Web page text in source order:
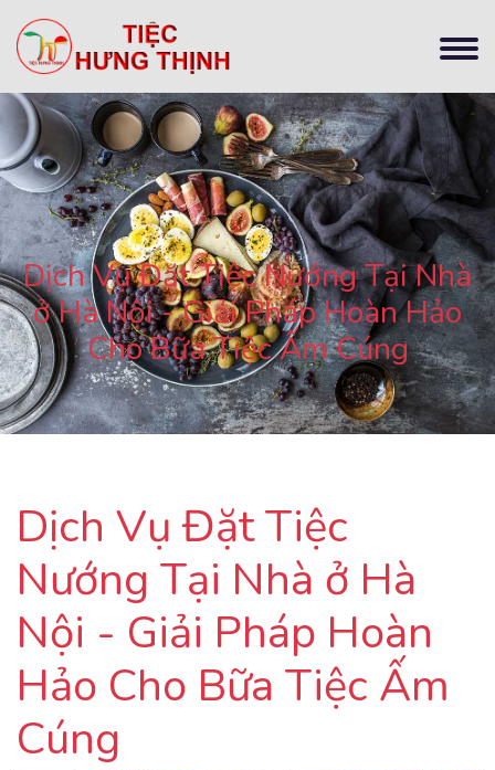
Dịch Vụ Đặt Tiệc Nướng Tại Nhà
ở Hà Nội - Giải Pháp Hoàn Hảo
Cho Bữa Tiệc Ấm Cúng
Dịch Vụ Đặt Tiệc
Nướng Tại Nhà ở Hà
Nội - Giải Pháp Hoàn
Hảo Cho Bữa Tiệc Ấm
Cúng